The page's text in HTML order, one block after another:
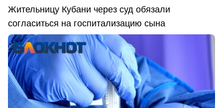
Жительницу Кубани через суд обязали
согласиться на госпитализацию сына